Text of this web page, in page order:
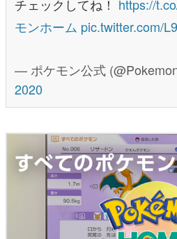
チェックしてね！ https://
モンホーム pic.twitter.com/
— ポケモン公式
2020